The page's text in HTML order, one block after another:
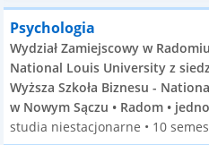
Psychologia
Wydział Zamiejscowy w
National Louis University z
Wyższa Szkoła Biznesu -
w Nowym Sączu • Radom •
studia niestacjonarne • 10